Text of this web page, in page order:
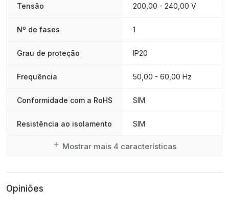
Tensão 200,00 - 240,00 V
Nº de fases 1
Grau de proteção IP20
Frequência 50,00 - 60,00 Hz
Conformidade com a RoHS SIM
Resistência ao isolamento SIM
Mostrar mais 4 características
Opiniões